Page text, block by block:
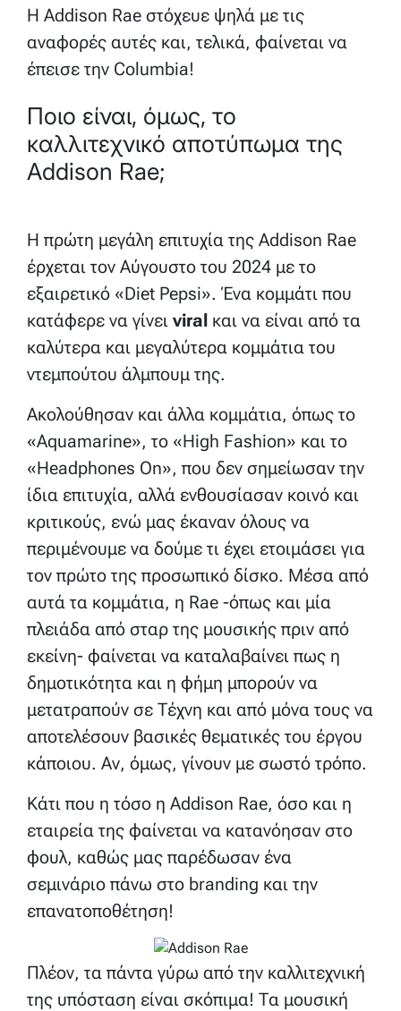
Η Addison Rae στόχευε ψηλά με τις
αναφορές αυτές και, τελικά, φαίνεται να
έπεισε την Columbia!
Ποιο είναι, όμως, το
καλλιτεχνικό αποτύπωμα της
Addison Rae;
Η πρώτη μεγάλη επιτυχία της Addison Rae
έρχεται τον Αύγουστο του 2024 με το
εξαιρετικό «Diet Pepsi». Ένα κομμάτι που
κατάφερε να γίνει viral και να είναι από τα
καλύτερα και μεγαλύτερα κομμάτια του
ντεμπούτου άλμπουμ της.
Ακολούθησαν και άλλα κομμάτια, όπως το
«Aquamarine», το «High Fashion» και το
«Headphones On», που δεν σημείωσαν την
ίδια επιτυχία, αλλά ενθουσίασαν κοινό και
κριτικούς, ενώ μας έκαναν όλους να
περιμένουμε να δούμε τι έχει ετοιμάσει για
τον πρώτο της προσωπικό δίσκο. Μέσα από
αυτά τα κομμάτια, η Rae -όπως και μία
πλειάδα από σταρ της μουσικής πριν από
εκείνη- φαίνεται να καταλαβαίνει πως η
δημοτικότητα και η φήμη μπορούν να
μετατραπούν σε Τέχνη και από μόνα τους να
αποτελέσουν βασικές θεματικές του έργου
κάποιου. Αν, όμως, γίνουν με σωστό τρόπο.
Κάτι που η τόσο η Addison Rae, όσο και η
εταιρεία της φαίνεται να κατανόησαν στο
φουλ, καθώς μας παρέδωσαν ένα
σεμινάριο πάνω στο branding και την
επανατοποθέτηση!
Πλέον, τα πάντα γύρω από την καλλιτεχνική
της υπόσταση είναι σκόπιμα! Τα μουσική